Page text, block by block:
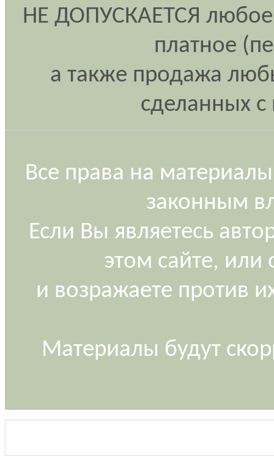
НЕ ДОПУСКАЕТСЯ любое
платное
а также продажа
сделанных
Все права на
законным
Если Вы являетесь
этом сайте, или
и возражаете против
Материалы будут